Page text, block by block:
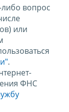
вопрос
или
.
ФНС